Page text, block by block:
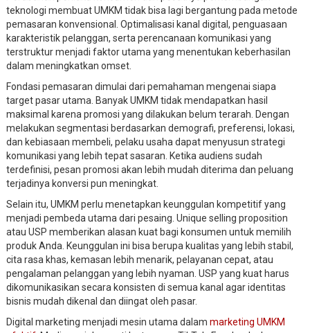
teknologi membuat UMKM tidak bisa lagi bergantung pada metode
pemasaran konvensional. Optimalisasi kanal digital, penguasaan
karakteristik pelanggan, serta perencanaan komunikasi yang
terstruktur menjadi faktor utama yang menentukan keberhasilan
dalam meningkatkan omset.
Fondasi pemasaran dimulai dari pemahaman mengenai siapa
target pasar utama. Banyak UMKM tidak mendapatkan hasil
maksimal karena promosi yang dilakukan belum terarah. Dengan
melakukan segmentasi berdasarkan demografi, preferensi, lokasi,
dan kebiasaan membeli, pelaku usaha dapat menyusun strategi
komunikasi yang lebih tepat sasaran. Ketika audiens sudah
terdefinisi, pesan promosi akan lebih mudah diterima dan peluang
terjadinya konversi pun meningkat.
Selain itu, UMKM perlu menetapkan keunggulan kompetitif yang
menjadi pembeda utama dari pesaing. Unique selling proposition
atau USP memberikan alasan kuat bagi konsumen untuk memilih
produk Anda. Keunggulan ini bisa berupa kualitas yang lebih stabil,
cita rasa khas, kemasan lebih menarik, pelayanan cepat, atau
pengalaman pelanggan yang lebih nyaman. USP yang kuat harus
dikomunikasikan secara konsisten di semua kanal agar identitas
bisnis mudah dikenal dan diingat oleh pasar.
Digital marketing menjadi mesin utama dalam marketing UMKM